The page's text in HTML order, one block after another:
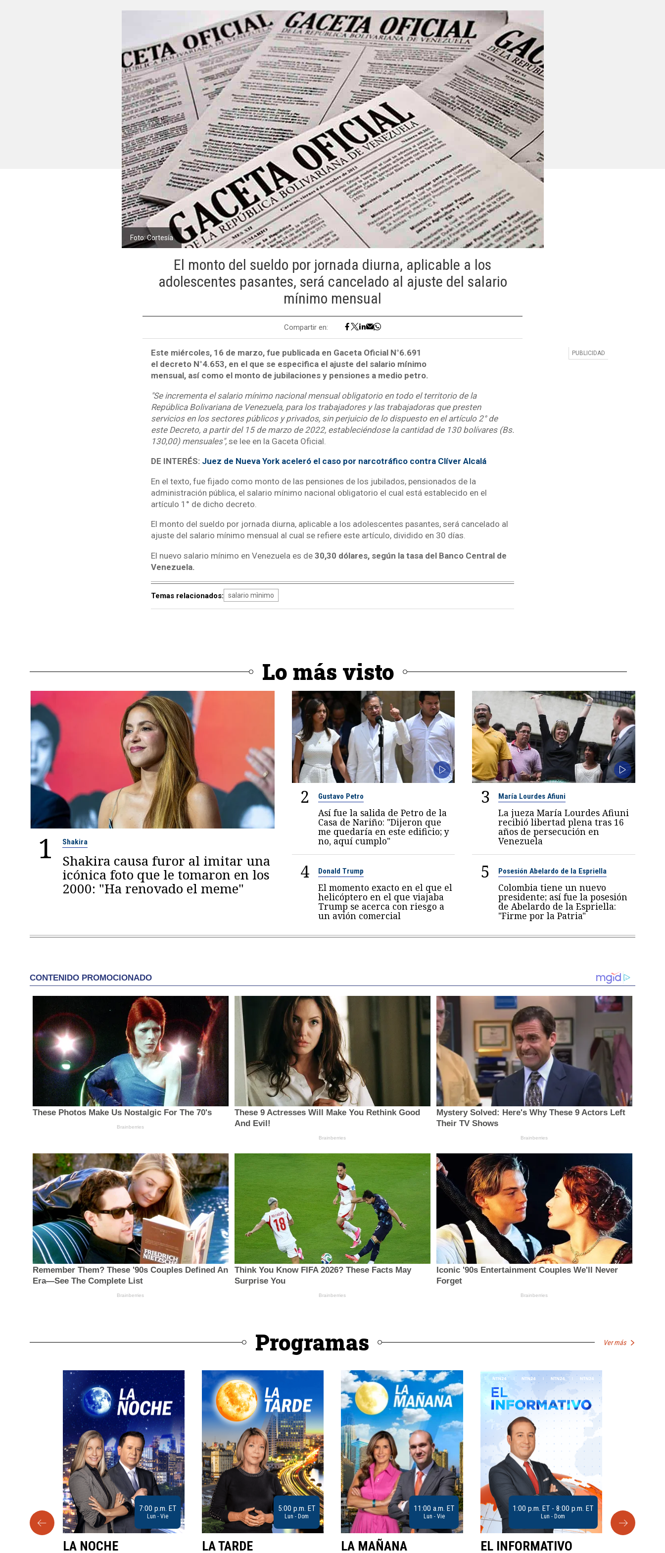
Foto: Cortesía
El monto del sueldo por jornada diurna, aplicable a los
adolescentes pasantes, será cancelado al ajuste del salario
mínimo mensual
Compartir en:
Este miércoles, 16 de marzo, fue publicada en Gaceta Oficial N°6.691
el decreto N°4.653, en el que se especifica el ajuste del salario mínimo
mensual, así como el monto de jubilaciones y pensiones a medio petro.
"Se incrementa el salario mínimo nacional mensual obligatorio en todo el territorio de la
República Bolivariana de Venezuela, para los trabajadores y las trabajadoras que presten
servicios en los sectores públicos y privados, sin perjuicio de lo dispuesto en el artículo 2° de
este Decreto, a partir del 15 de marzo de 2022, estableciéndose la cantidad de 130 bolívares (Bs.
130,00) mensuales", se lee en la Gaceta Oficial.
DE INTERÉS: Juez de Nueva York aceleró el caso por narcotráfico contra Clíver Alcalá
En el texto, fue fijado como monto de las pensiones de los jubilados, pensionados de la
administración pública, el salario mínimo nacional obligatorio el cual está establecido en el
artículo 1° de dicho decreto.
El monto del sueldo por jornada diurna, aplicable a los adolescentes pasantes, será cancelado al
ajuste del salario mínimo mensual al cual se refiere este artículo, dividido en 30 días.
El nuevo salario mínimo en Venezuela es de30,30 dólares, según la tasa del Banco Central de
Venezuela.
Temas relacionados: salario mìnimo
Lo más visto
1 Shakira
Shakira causa furor al imitar una
icónica foto que le tomaron en los
2000: "Ha renovado el meme"
2 Gustavo Petro
Así fue la salida de Petro de la
Casa de Nariño: "Dijeron que
me quedaría en este edificio; y
no, aquí cumplo"
3 María Lourdes Afiuni
La jueza María Lourdes Afiuni
recibió libertad plena tras 16
años de persecución en
Venezuela
4 Donald Trump
El momento exacto en el que el
helicóptero en el que viajaba
Trump se acerca con riesgo a
un avión comercial
5 Posesión Abelardo de la Espriella
Colombia tiene un nuevo
presidente; así fue la posesión
de Abelardo de la Espriella:
"Firme por la Patria"
Programas Ver más
7:00 p.m. ET
Lun - Vie
LA NOCHE
5:00 p.m. ET
Lun - Dom
LA TARDE
11:00 a.m. ET
Lun - Vie
LA MAÑANA
1:00 p.m. ET - 8:00 p.m. ET
Lun - Dom
EL INFORMATIVO